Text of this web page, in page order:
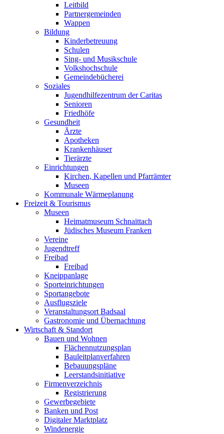
Leitbild
Partnergemeinden
Wappen
Bildung
Kinderbetreuung
Schulen
Sing- und Musikschule
Volkshochschule
Gemeindebücherei
Soziales
Jugendhilfezentrum der Caritas
Senioren
Friedhöfe
Gesundheit
Ärzte
Apotheken
Krankenhäuser
Tierärzte
Einrichtungen
Kirchen, Kapellen und Pfarrämter
Museen
Kommunale Wärmeplanung
Freizeit & Tourismus
Museen
Heimatmuseum Schnaittach
Jüdisches Museum Franken
Vereine
Jugendtreff
Freibad
Freibad
Kneippanlage
Sporteinrichtungen
Sportangebote
Ausflugsziele
Veranstaltungsort Badsaal
Gastronomie und Übernachtung
Wirtschaft & Standort
Bauen und Wohnen
Flächennutzungsplan
Bauleitplanverfahren
Bebauungspläne
Leerstandsinitiative
Firmenverzeichnis
Registrierung
Gewerbegebiete
Banken und Post
Digitaler Marktplatz
Windenergie